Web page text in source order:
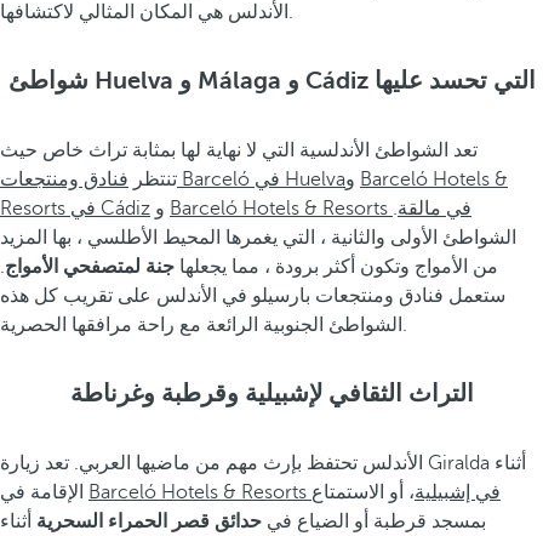
الأندلس هي المكان المثالي لاكتشافها.
شواطئ Huelva و Málaga و Cádiz التي تحسد عليها
تعد الشواطئ الأندلسية التي لا نهاية لها بمثابة تراث خاص حيث
تنتظر
فنادق ومنتجعات Barceló في Huelva
Barceló Hotels &
Resorts في Cádiz
Barceló Hotels & Resorts في مالقة.
الشواطئ الأولى والثانية ، التي يغمرها المحيط الأطلسي ، بها المزيد
من الأمواج وتكون أكثر برودة ، مما يجعلها جنة لمتصفحي الأمواج.
ستعمل فنادق ومنتجعات بارسيلو في الأندلس على تقريب كل هذه
الشواطئ الجنوبية الرائعة مع راحة مرافقها الحصرية.
التراث الثقافي لإشبيلية وقرطبة وغرناطة
الأندلس تحتفظ بإرث مهم من ماضيها العربي. تعد زيارة Giralda أثناء
Barceló Hotels & Resorts في إشبيلية، أو الاستمتاع
بمسجد قرطبة أو الضياع في حدائق قصر الحمراء السحرية أثناء